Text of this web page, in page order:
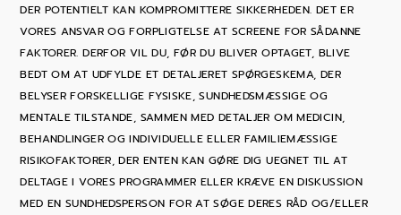
DER POTENTIELT KAN KOMPROMITTERE SIKKERHEDEN. DET ER
VORES ANSVAR OG FORPLIGTELSE AT SCREENE FOR SÅDANNE
FAKTORER. DERFOR VIL DU, FØR DU BLIVER OPTAGET, BLIVE
BEDT OM AT UDFYLDE ET DETALJERET SPØRGESKEMA, DER
BELYSER FORSKELLIGE FYSISKE, SUNDHEDSMÆSSIGE OG
MENTALE TILSTANDE, SAMMEN MED DETALJER OM MEDICIN,
BEHANDLINGER OG INDIVIDUELLE ELLER FAMILIEMÆSSIGE
RISIKOFAKTORER, DER ENTEN KAN GØRE DIG UEGNET TIL AT
DELTAGE I VORES PROGRAMMER ELLER KRÆVE EN DISKUSSION
MED EN SUNDHEDSPERSON FOR AT SØGE DERES RÅD OG/ELLER